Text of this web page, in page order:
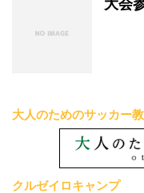
大会
大人のためのサッカー
クルゼイロキャンプ